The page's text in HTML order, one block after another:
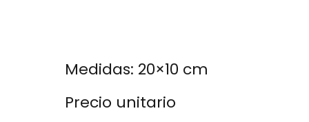
Medidas: 20×10 cm
Precio unitario